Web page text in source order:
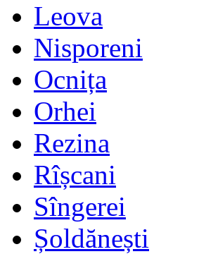
Leova
Nisporeni
Ocnița
Orhei
Rezina
Rîșcani
Sîngerei
Șoldănești